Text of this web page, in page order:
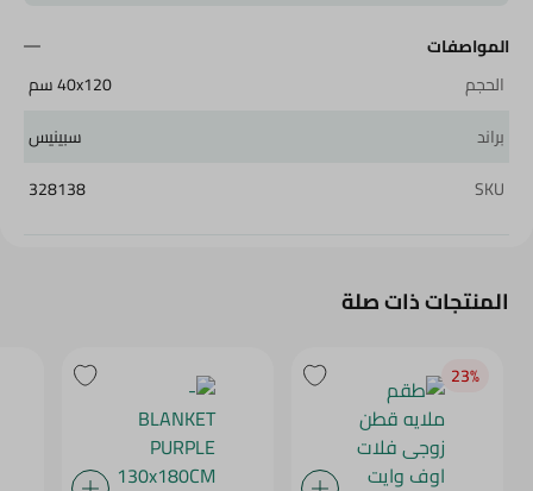
المواصفات
الحجم
40x120 سم
براند
سبينيس
SKU
328138
المنتجات ذات صلة
23‎%‎